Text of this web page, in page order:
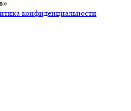
конфиденциальности